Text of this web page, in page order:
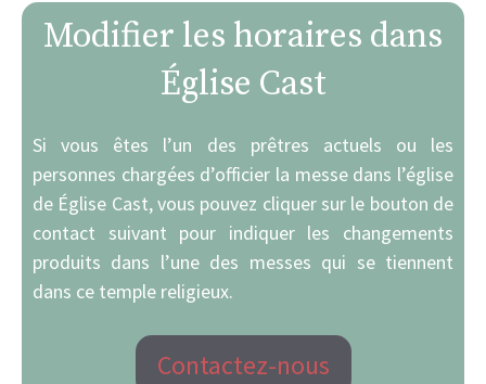
Modifier les horaires dans
Église Cast
Si vous êtes l’un des prêtres actuels ou les
personnes chargées d’officier la messe dans l’église
de Église Cast, vous pouvez cliquer sur le bouton de
contact suivant pour indiquer les changements
produits dans l’une des messes qui se tiennent
dans ce temple religieux.
Contactez-nous